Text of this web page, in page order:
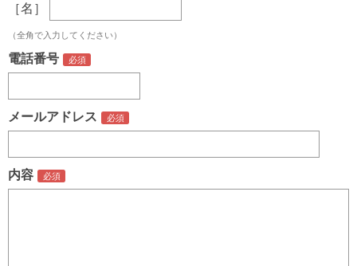
［名］
（全角で入力してください）
電話番号
メールアドレス
内容